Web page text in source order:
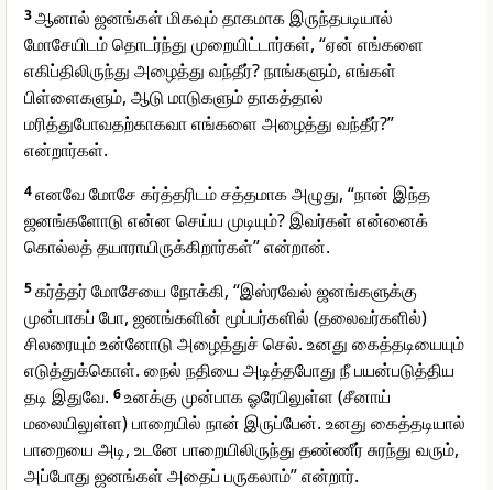
3ஆனால் ஜனங்கள் மிகவும் தாகமாக இருந்தபடியால்
மோசேயிடம் தொடர்ந்து முறையிட்டார்கள், “ஏன் எங்களை
எகிப்திலிருந்து அழைத்து வந்தீர்? நாங்களும், எங்கள்
பிள்ளைகளும், ஆடு மாடுகளும் தாகத்தால்
மரித்துபோவதற்காகவா எங்களை அழைத்து வந்தீர்?”
என்றார்கள்.
4எனவே மோசே கர்த்தரிடம் சத்தமாக அழுது, “நான் இந்த
ஜனங்களோடு என்ன செய்ய முடியும்? இவர்கள் என்னைக்
கொல்லத் தயாராயிருக்கிறார்கள்” என்றான்.
5கர்த்தர் மோசேயை நோக்கி, “இஸ்ரவேல் ஜனங்களுக்கு
முன்பாகப் போ, ஜனங்களின் மூப்பர்களில் (தலைவர்களில்)
சிலரையும் உன்னோடு அழைத்துச் செல். உனது கைத்தடியையும்
எடுத்துக்கொள். நைல் நதியை அடித்தபோது நீ பயன்படுத்திய
தடி இதுவே. 6உனக்கு முன்பாக ஓரேபிலுள்ள (சீனாய்
மலையிலுள்ள) பாறையில் நான் இருப்பேன். உனது கைத்தடியால்
பாறையை அடி, உடனே பாறையிலிருந்து தண்ணீர் சுரந்து வரும்,
அப்போது ஜனங்கள் அதைப் பருகலாம்” என்றார்.